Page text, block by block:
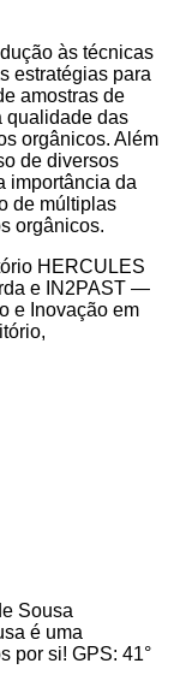
às técnicas
estratégias para
amostras de
qualidade das
orgânicos. Além
de diversos
importância da
de múltiplas
orgânicos.
HERCULES
e IN2PAST —
e Inovação em
é uma
por si! GPS: 41°